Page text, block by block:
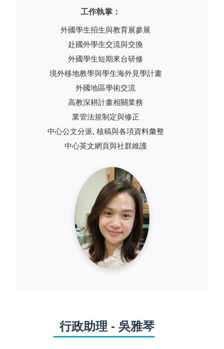
工作執掌：
外國學生招生與教育展參展
赴國外學生交流與交換
外國學生短期來台研修
境外移地教學與學生海外見學計畫
外國地區學術交流
高教深耕計畫相關業務
業管法規制定與修正
中心公文分派, 核稿與各項資料彙整
中心英文網頁與社群維護
行政助理 - 吳雅琴